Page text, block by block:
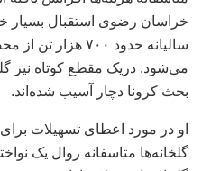
خراسان رضوی استقبال بسیار
سالیانه حدود ۷۰۰
می‌شود. دریک مقطع کوتاه نیز
بحث کرونا دچار آسیب شده‌اند.
او در مورد اعطای تسهیلات
گلخانه‌ها متاسفانه روال یک